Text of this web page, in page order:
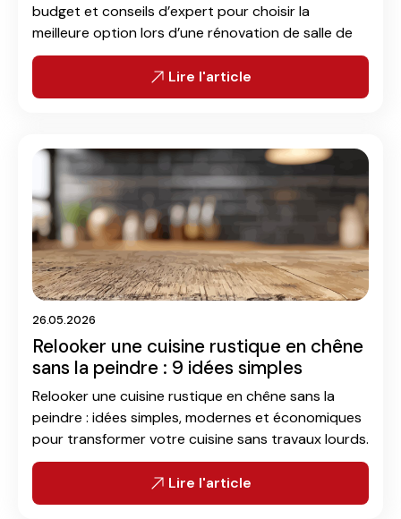
budget et conseils d’expert pour choisir la
meilleure option lors d’une rénovation de salle de
bain.
Lire l'article
26.05.2026
Relooker une cuisine rustique en chêne
sans la peindre : 9 idées simples
Relooker une cuisine rustique en chêne sans la
peindre : idées simples, modernes et économiques
pour transformer votre cuisine sans travaux lourds.
Lire l'article